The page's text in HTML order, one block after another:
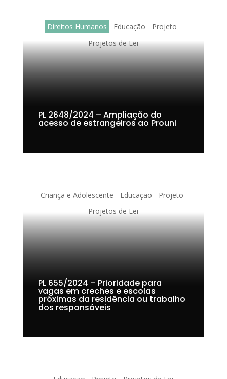
Direitos Humanos Educação
Projeto
Projetos de Lei
PL 2648/2024 – Ampliação do
acesso de estrangeiros ao Prouni
Criança e Adolescente Educação
Projeto
Projetos de Lei
PL 655/2024 – Prioridade para
vagas em creches e escolas
próximas da residência ou trabalho
dos responsáveis